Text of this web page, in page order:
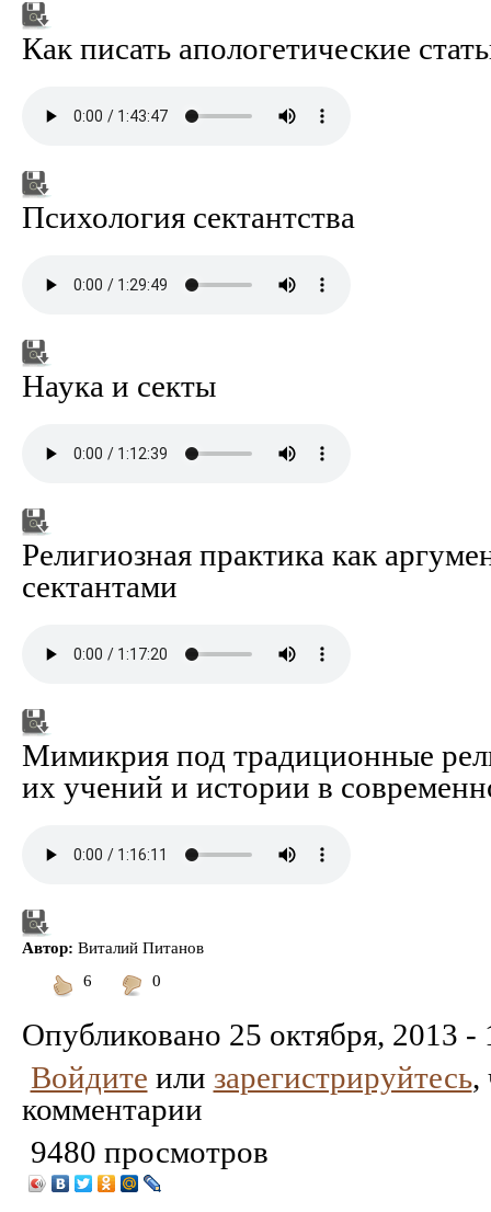
Как писать апологетические
Психология сектантства
Наука и секты
Религиозная практика как
сектантами
Мимикрия под традиционные
их учений и истории в
Автор: Виталий Питанов
6
0
Опубликовано 25 октября, 2013 -
Войдите или зарегистрируйтесь,
комментарии
9480 просмотров